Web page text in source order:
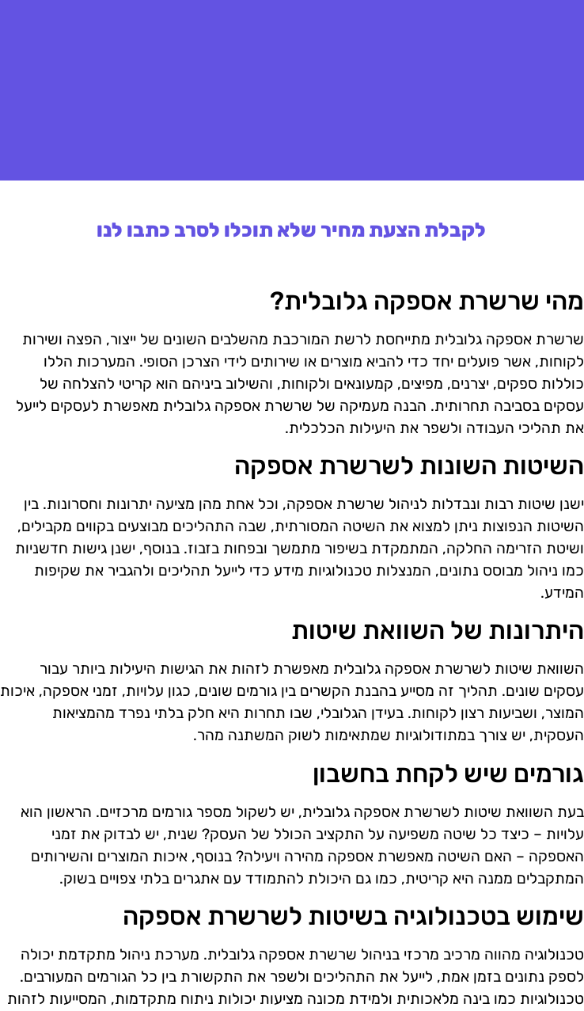
לקבלת הצעת מחיר שלא תוכלו לסרב כתבו לנו
מהי שרשרת אספקה גלובלית?
שרשרת אספקה גלובלית מתייחסת לרשת המורכבת מהשלבים השונים של ייצור, הפצה ושירות
לקוחות, אשר פועלים יחד כדי להביא מוצרים או שירותים לידי הצרכן הסופי. המערכות הללו
כוללות ספקים, יצרנים, מפיצים, קמעונאים ולקוחות, והשילוב ביניהם הוא קריטי להצלחה של
עסקים בסביבה תחרותית. הבנה מעמיקה של שרשרת אספקה גלובלית מאפשרת לעסקים לייעל
את תהליכי העבודה ולשפר את היעילות הכלכלית.
השיטות השונות לשרשרת אספקה
ישנן שיטות רבות ונבדלות לניהול שרשרת אספקה, וכל אחת מהן מציעה יתרונות וחסרונות. בין
השיטות הנפוצות ניתן למצוא את השיטה המסורתית, שבה התהליכים מבוצעים בקווים מקבילים,
ושיטת הזרימה החלקה, המתמקדת בשיפור מתמשך ובפחות בזבוז. בנוסף, ישנן גישות חדשניות
כמו ניהול מבוסס נתונים, המנצלות טכנולוגיות מידע כדי לייעל תהליכים ולהגביר את שקיפות
המידע.
היתרונות של השוואת שיטות
השוואת שיטות לשרשרת אספקה גלובלית מאפשרת לזהות את הגישות היעילות ביותר עבור
עסקים שונים. תהליך זה מסייע בהבנת הקשרים בין גורמים שונים, כגון עלויות, זמני אספקה, איכות
המוצר, ושביעות רצון לקוחות. בעידן הגלובלי, שבו תחרות היא חלק בלתי נפרד מהמציאות
העסקית, יש צורך במתודולוגיות שמתאימות לשוק המשתנה מהר.
גורמים שיש לקחת בחשבון
בעת השוואת שיטות לשרשרת אספקה גלובלית, יש לשקול מספר גורמים מרכזיים. הראשון הוא
עלויות – כיצד כל שיטה משפיעה על התקציב הכולל של העסק? שנית, יש לבדוק את זמני
האספקה – האם השיטה מאפשרת אספקה מהירה ויעילה? בנוסף, איכות המוצרים והשירותים
המתקבלים ממנה היא קריטית, כמו גם היכולת להתמודד עם אתגרים בלתי צפויים בשוק.
שימוש בטכנולוגיה בשיטות לשרשרת אספקה
טכנולוגיה מהווה מרכיב מרכזי בניהול שרשרת אספקה גלובלית. מערכת ניהול מתקדמת יכולה
לספק נתונים בזמן אמת, לייעל את התהליכים ולשפר את התקשורת בין כל הגורמים המעורבים.
טכנולוגיות כמו בינה מלאכותית ולמידת מכונה מציעות יכולות ניתוח מתקדמות, המסייעות לזהות